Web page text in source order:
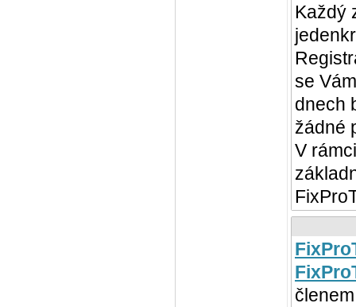
Každý
se
dnech
žádné
V